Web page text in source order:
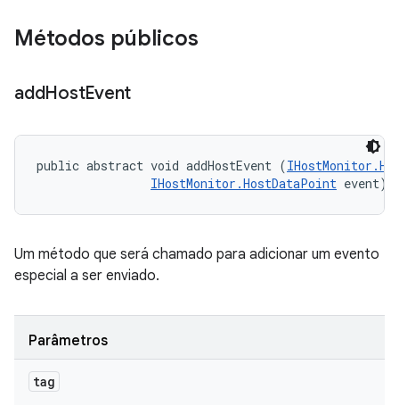
Métodos públicos
addHostEvent
public abstract void addHostEvent (
IHostMonitor.HostDataPoint event)
Um método que será chamado para adicionar um evento
especial a ser enviado.
Parâmetros
tag